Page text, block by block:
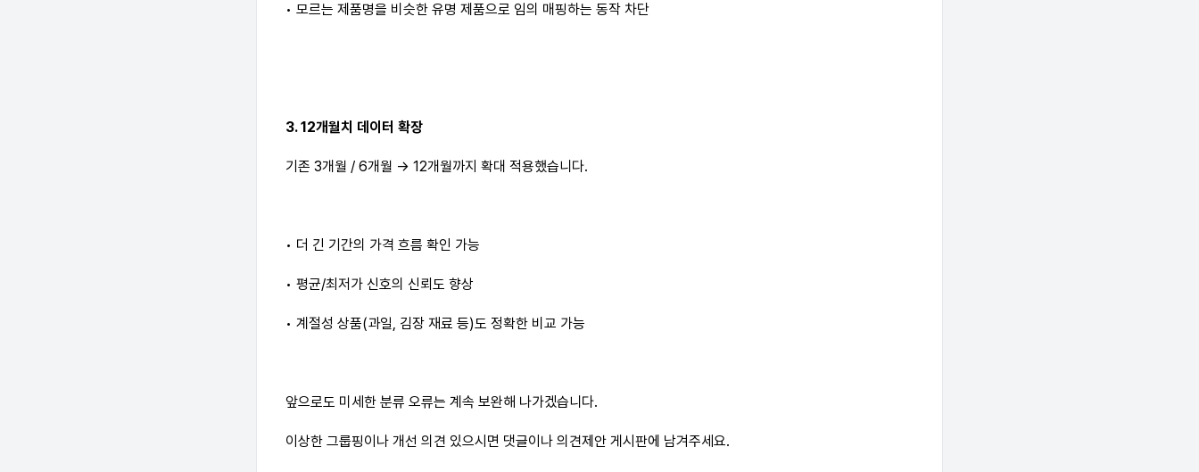
• 모르는 제품명을 비슷한 유명 제품으로 임의 매핑하는 동작 차단
3. 12개월치 데이터 확장
기존 3개월 / 6개월 → 12개월까지 확대 적용했습니다.
• 더 긴 기간의 가격 흐름 확인 가능
• 평균/최저가 신호의 신뢰도 향상
• 계절성 상품(과일, 김장 재료 등)도 정확한 비교 가능
앞으로도 미세한 분류 오류는 계속 보완해 나가겠습니다.
이상한 그룹핑이나 개선 의견 있으시면 댓글이나 의견제안 게시판에 남겨주세요.